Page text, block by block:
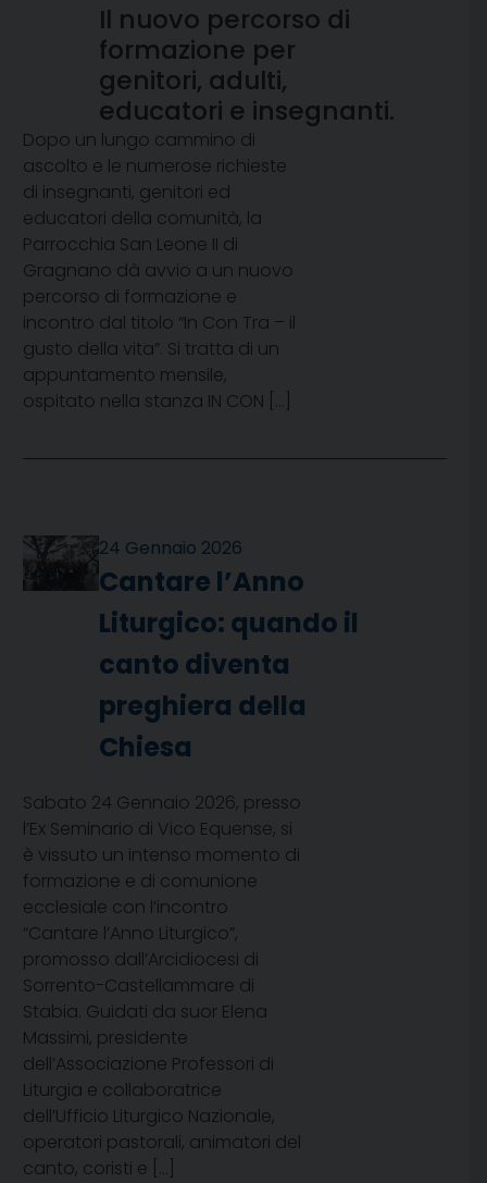
Il nuovo percorso di
formazione per
genitori, adulti,
educatori e insegnanti.
Dopo un lungo cammino di
ascolto e le numerose richieste
di insegnanti, genitori ed
educatori della comunità, la
Parrocchia San Leone II di
Gragnano dà avvio a un nuovo
percorso di formazione e
incontro dal titolo “In Con Tra – il
gusto della vita”. Si tratta di un
appuntamento mensile,
ospitato nella stanza IN CON […]
24 Gennaio 2026
Cantare l’Anno
Liturgico: quando il
canto diventa
preghiera della
Chiesa
Sabato 24 Gennaio 2026, presso
l’Ex Seminario di Vico Equense, si
è vissuto un intenso momento di
formazione e di comunione
ecclesiale con l’incontro
“Cantare l’Anno Liturgico”,
promosso dall’Arcidiocesi di
Sorrento-Castellammare di
Stabia. Guidati da suor Elena
Massimi, presidente
dell’Associazione Professori di
Liturgia e collaboratrice
dell’Ufficio Liturgico Nazionale,
operatori pastorali, animatori del
canto, coristi e […]